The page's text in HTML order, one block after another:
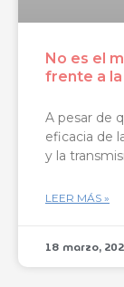
No es el
frente a la
A pesar de
eficacia de
y la
LEER MÁS »
18 marzo,